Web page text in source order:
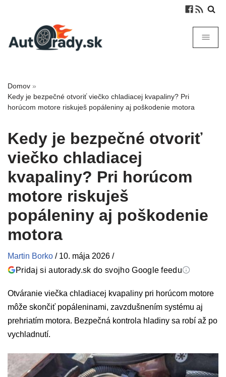
Domov »
Kedy je bezpečné otvoriť viečko chladiacej kvapaliny? Pri
horúcom motore riskuješ popáleniny aj poškodenie motora
Kedy je bezpečné otvoriť
viečko chladiacej
kvapaliny? Pri horúcom
motore riskuješ
popáleniny aj poškodenie
motora
Martin Borko / 10. mája 2026 /
Pridaj si autorady.sk do svojho Google feedu
Otváranie viečka chladiacej kvapaliny pri horúcom motore
môže skončiť popáleninami, zavzdušnením systému aj
prehriatím motora. Bezpečná kontrola hladiny sa robí až po
vychladnutí.